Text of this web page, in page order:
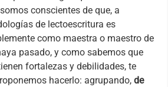
conscientes de que, a
de lectoescritura es
como maestra o maestro de
pasado, y como sabemos que
fortalezas y debilidades, te
hacerlo: agrupando, de